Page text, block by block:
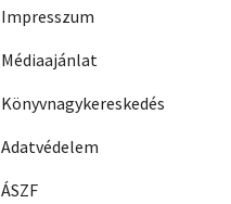
Impresszum
Médiaajánlat
Könyvnagykereskedés
Adatvédelem
ÁSZF